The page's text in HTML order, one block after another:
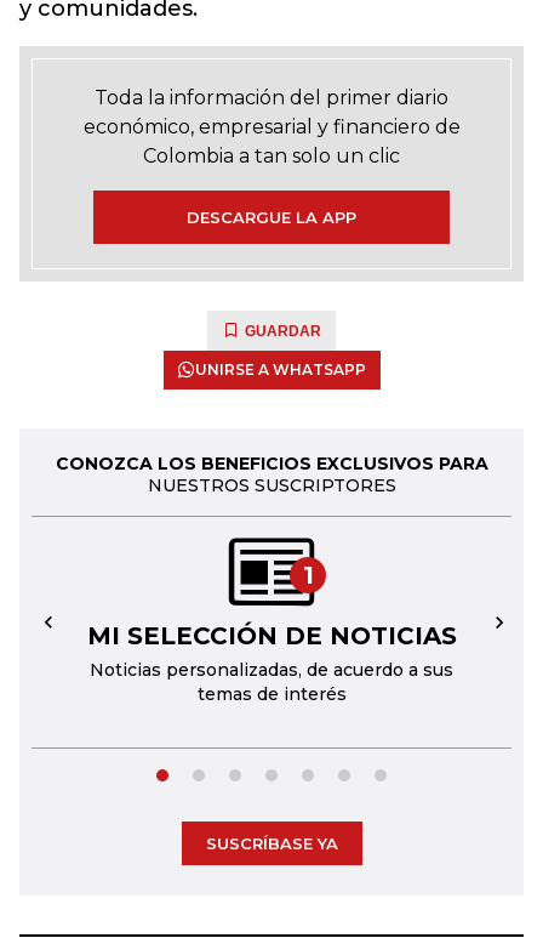
y comunidades.
Toda la información del primer diario
económico, empresarial y financiero de
Colombia a tan solo un clic
DESCARGUE LA APP
GUARDAR
UNIRSE A WHATSAPP
CONOZCA LOS BENEFICIOS EXCLUSIVOS PARA
NUESTROS SUSCRIPTORES
1
MI SELECCIÓN DE NOTICIAS
Noticias personalizadas, de acuerdo a sus
temas de interés
← →
SUSCRÍBASE YA